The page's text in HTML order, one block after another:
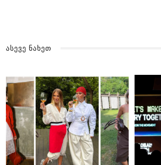
ᲐᲡᲔᲕᲔ ᲜᲐᲮᲔᲗ